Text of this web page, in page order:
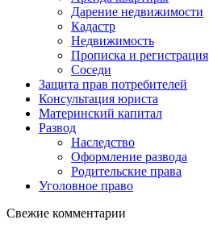
Дарение недвижимости
Кадастр
Недвижимость
Прописка и регистрация
Соседи
Защита прав потребителей
Консультация юриста
Материнский капитал
Развод
Наследство
Оформление развода
Родительские права
Уголовное право
Свежие комментарии